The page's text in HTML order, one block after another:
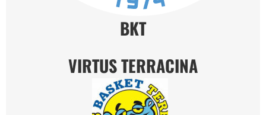
BKT
VIRTUS TERRACINA